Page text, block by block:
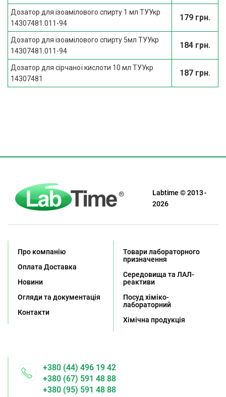
Дозатор для ізоамілового спирту 1 мл ТУУкр
14307481.011-94
179 грн.
Дозатор для ізоамілового спирту 5мл ТУУкр
14307481.011-94
184 грн.
Дозатор для сірчаної кислоти 10 мл ТУУкр
14307481
187 грн.
Labtime © 2013 -
2026
Про компанію
Оплата Доставка
Новини
Огляди та документація
Контакти
Товари лабораторного
призначення
Середовища та ЛАЛ-
реактиви
Посуд хіміко-
лабораторний
Хімічна продукція
+380 (44) 496 19 42
+380 (67) 591 48 88
+380 (95) 591 48 88